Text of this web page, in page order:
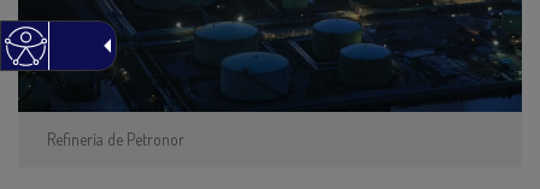
Refinería de Petronor